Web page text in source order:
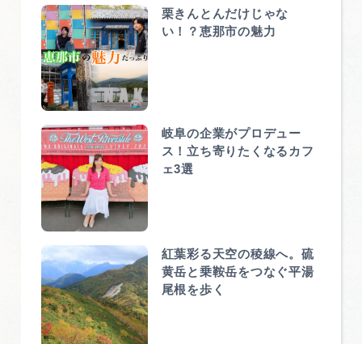
栗きんとんだけじゃな
い！？恵那市の魅力
岐阜の企業がプロデュー
ス！立ち寄りたくなるカフ
ェ3選
紅葉彩る天空の稜線へ。硫
黄岳と乗鞍岳をつなぐ平湯
尾根を歩く